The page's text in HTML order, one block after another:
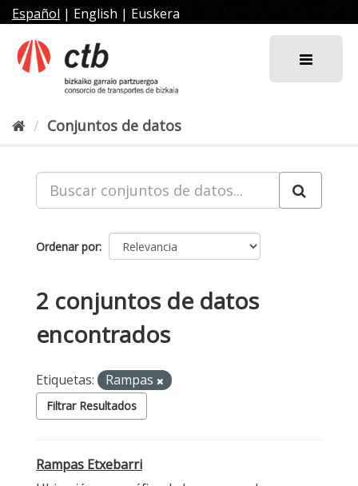
al
contenido
Español | English | Euskera
Conjuntos de datos
Ordenar por
2 conjuntos de datos
encontrados
Etiquetas: Rampas
Filtrar Resultados
Rampas Etxebarri